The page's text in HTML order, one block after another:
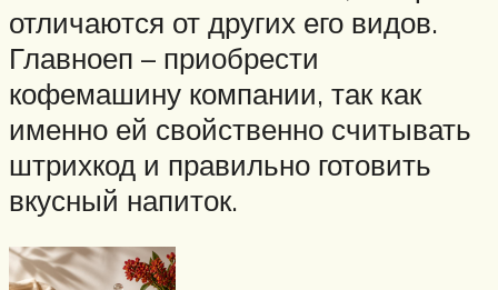
отличаются от других его видов.
Главноеп – приобрести
кофемашину компании, так как
именно ей свойственно считывать
штрихкод и правильно готовить
вкусный напиток.